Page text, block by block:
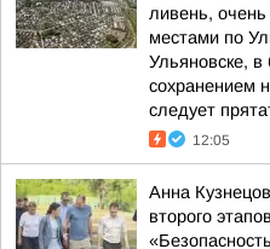
ливень,
местами по
Ульяновске,
сохранением
следует
12:05
Анна
второго